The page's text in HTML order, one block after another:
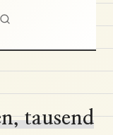
tausend